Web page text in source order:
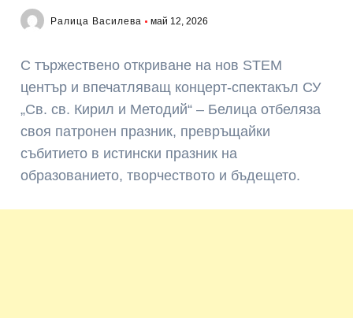
Ралица Василева май 12, 2026
С тържествено откриване на нов STEM
център и впечатляващ концерт-спектакъл СУ
„Св. св. Кирил и Методий“ – Белица отбеляза
своя патронен празник, превръщайки
събитието в истински празник на
образованието, творчеството и бъдещето.